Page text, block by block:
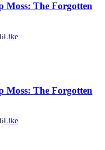
The Forgotten
Like
The Forgotten
Like